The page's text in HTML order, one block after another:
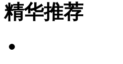
精华推荐